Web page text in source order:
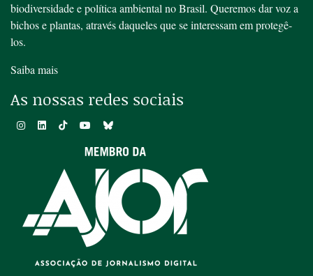
biodiversidade e política ambiental no Brasil. Queremos dar voz a
bichos e plantas, através daqueles que se interessam em protegê-
los.
Saiba mais
As nossas redes sociais